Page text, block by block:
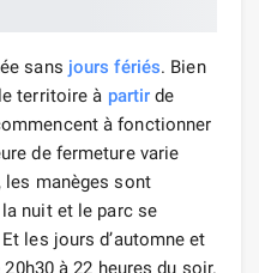
sans jours fériés. Bien
territoire à partir de
à fonctionner
de fermeture varie
les manèges sont
nuit et le parc se
les jours d’automne et
à 22 heures du soir.